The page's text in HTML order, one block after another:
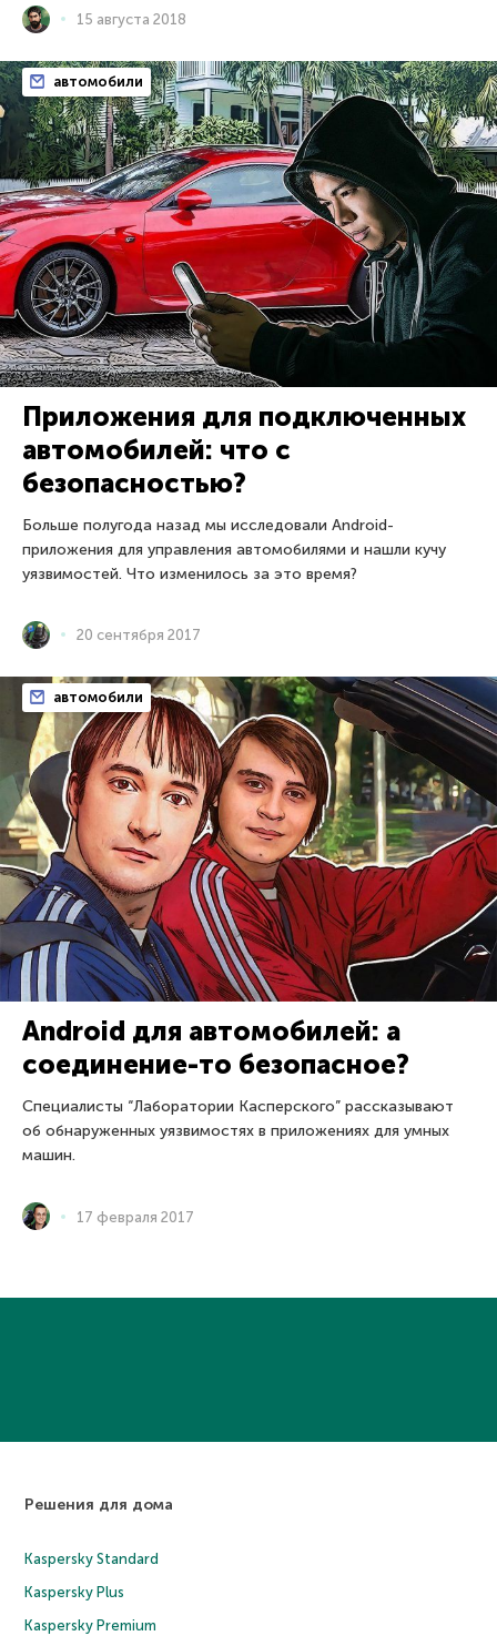
15 августа 2018
автомобили
Приложения для подключенных
автомобилей: что с
безопасностью?
Больше полугода назад мы исследовали Android-
приложения для управления автомобилями и нашли кучу
уязвимостей. Что изменилось за это время?
20 сентября 2017
автомобили
Android для автомобилей: а
соединение-то безопасное?
Специалисты “Лаборатории Касперского” рассказывают
об обнаруженных уязвимостях в приложениях для умных
машин.
17 февраля 2017
Решения для дома
Kaspersky Standard
Kaspersky Plus
Kaspersky Premium